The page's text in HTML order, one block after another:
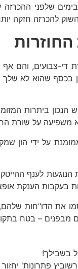
שלפני
להכרזה חזקה
די-צבועים, והם
בכסף שהוא לא
הנכון ביתרות
משפיעה על שורת
על ידי הון
הנוגעות לענף
בעקבות הענקת
הדו"חות שלהם,
מבפנים – בטח
בשבילך!
פתרונות' יחזור